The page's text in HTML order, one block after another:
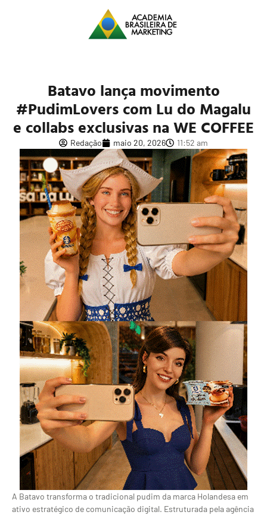
Batavo lança movimento
#PudimLovers com Lu do Magalu
e collabs exclusivas na WE COFFEE
Redação maio 20, 2026 11:52 am
A Batavo transforma o tradicional pudim da marca Holandesa em
ativo estratégico de comunicação digital. Estruturada pela agência